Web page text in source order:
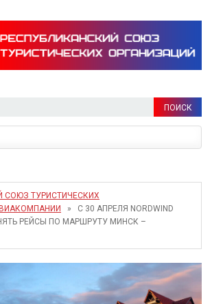
navigation
СОЮЗ ТУРИСТИЧЕСКИХ
» С 30 АПРЕЛЯ NORDWIND
РЕЙСЫ ПО МАРШРУТУ МИНСК –